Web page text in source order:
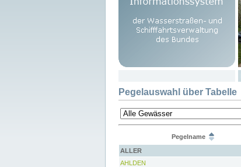
Pegelauswahl über Tabelle
Pegelname
ALLER
AHLDEN